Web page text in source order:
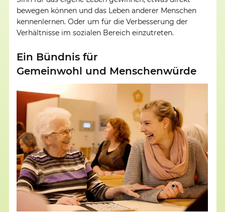
bewegen können und das Leben anderer Menschen
kennenlernen. Oder um für die Verbesserung der
Verhältnisse im sozialen Bereich einzutreten.
Ein Bündnis für
Gemeinwohl und Menschenwürde